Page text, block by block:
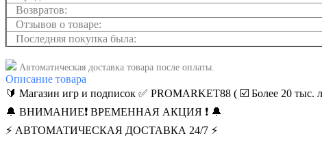
Возвратов:
Отзывов о товаре:
Последняя покупка была:
Автоматическая доставка товара после оплаты.
Описание товара
🔰 Магазин игр и подписок ✅ PROMARKET88 ( ☑️ Более 20 тыс.
🔔 ВНИМАНИЕ❗️ ВРЕМЕННАЯ АКЦИЯ ❗️ 🔔
⚡ АВТОМАТИЧЕСКАЯ ДОСТАВКА 24/7 ⚡